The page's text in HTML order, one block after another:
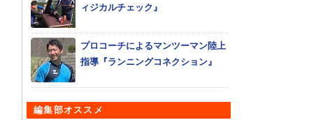
ィジカルチェック』
プロコーチによるマンツーマン陸上
指導『ランニングコネクション』
編集部オススメ